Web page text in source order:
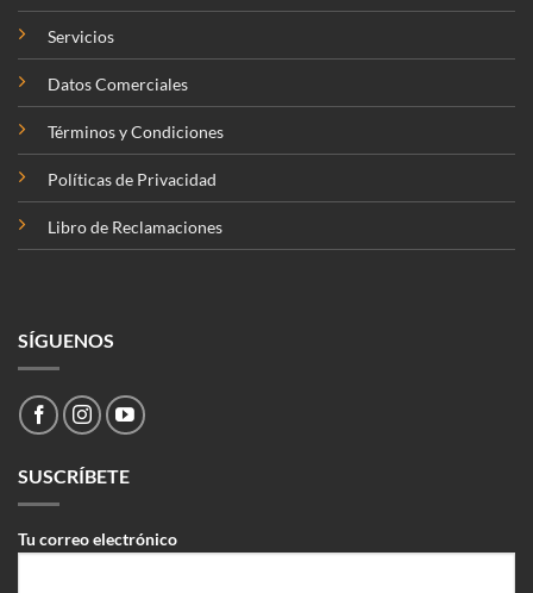
Servicios
Datos Comerciales
Términos y Condiciones
Políticas de Privacidad
Libro de Reclamaciones
SÍGUENOS
SUSCRÍBETE
Tu correo electrónico